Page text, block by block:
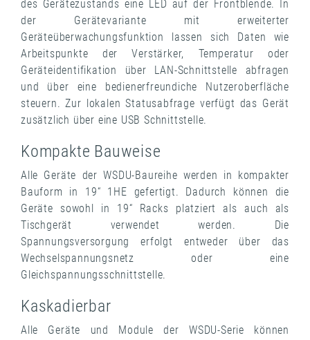
des Gerätezustands eine LED auf der Frontblende. In
der Gerätevariante mit erweiterter
Geräteüberwachungsfunktion lassen sich Daten wie
Arbeitspunkte der Verstärker, Temperatur oder
Geräteidentifikation über LAN-Schnittstelle abfragen
und über eine bedienerfreundiche Nutzeroberfläche
steuern. Zur lokalen Statusabfrage verfügt das Gerät
zusätzlich über eine USB Schnittstelle.
Kompakte Bauweise
Alle Geräte der WSDU-Baureihe werden in kompakter
Bauform in 19“ 1HE gefertigt. Dadurch können die
Geräte sowohl in 19“ Racks platziert als auch als
Tischgerät verwendet werden. Die
Spannungsversorgung erfolgt entweder über das
Wechselspannungsnetz oder eine
Gleichspannungsschnittstelle.
Kaskadierbar
Alle Geräte und Module der WSDU-Serie können